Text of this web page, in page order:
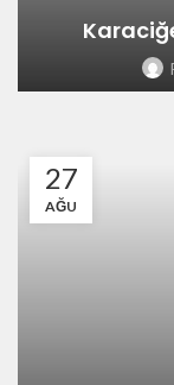
27
AĞU